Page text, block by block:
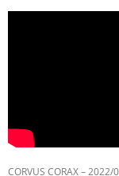
CORVUS CORAX – 2022/